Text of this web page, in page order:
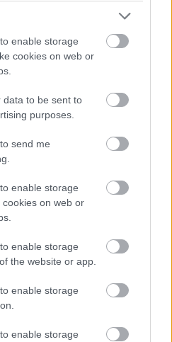
enable storage
cookies on web or
data to be sent to
purposes.
send me
enable storage
on web or
enable storage
the website or app.
enable storage
enable storage
s.r.o.